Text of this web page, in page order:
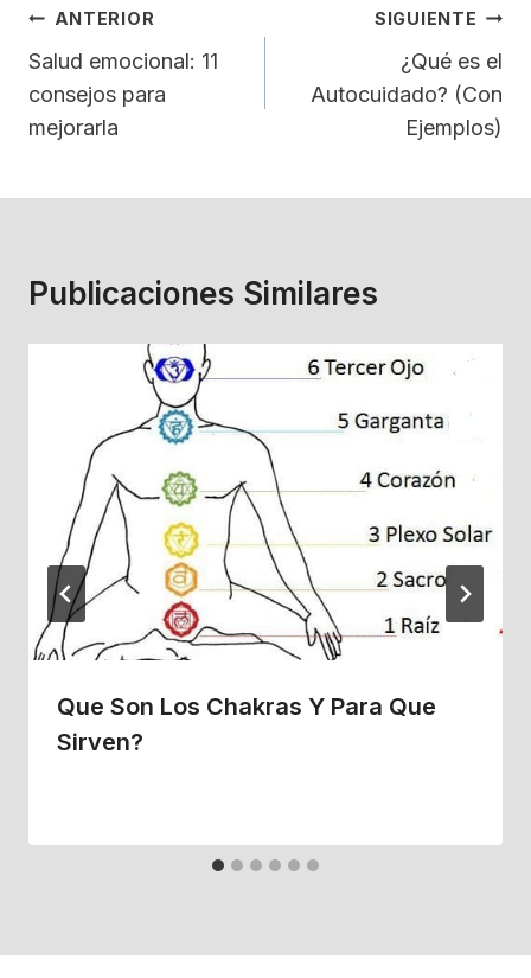
Navegación
De
Entradas
ANTERIOR
Salud emocional: 11
consejos para
mejorarla
SIGUIENTE
¿Qué es el
Autocuidado? (Con
Ejemplos)
Publicaciones Similares
Que Son Los Chakras Y Para Que
Sirven?